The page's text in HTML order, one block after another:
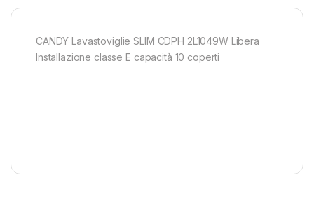
CANDY Lavastoviglie SLIM CDPH 2L1049W Libera
Installazione classe E capacità 10 coperti